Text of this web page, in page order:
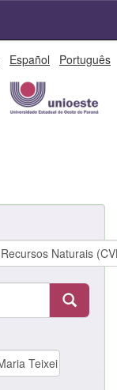
Español Português